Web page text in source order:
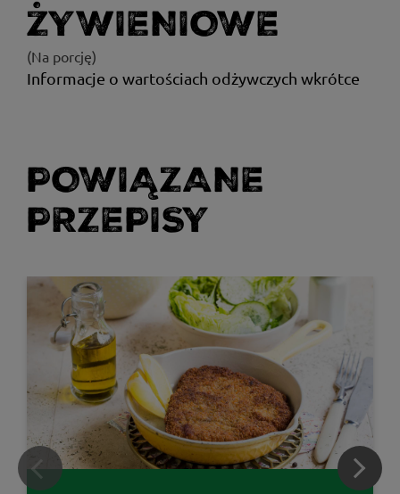
ŻYWIENIOWE
(Na porcję)
Informacje o wartościach odżywczych wkrótce
POWIĄZANE
PRZEPISY